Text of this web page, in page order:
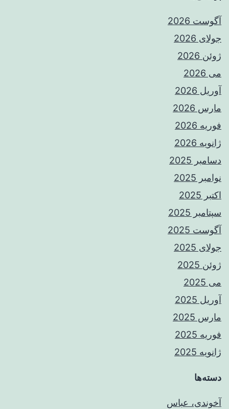
آگوست 2026
جولای 2026
ژوئن 2026
می 2026
آوریل 2026
مارس 2026
فوریه 2026
ژانویه 2026
دسامبر 2025
نوامبر 2025
اکتبر 2025
سپتامبر 2025
آگوست 2025
جولای 2025
ژوئن 2025
می 2025
آوریل 2025
مارس 2025
فوریه 2025
ژانویه 2025
دسته‌ها
آخوندی، عباس